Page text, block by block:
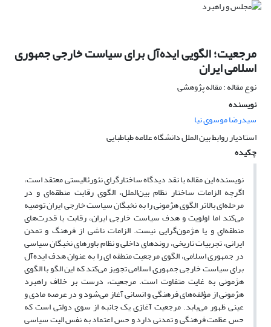
مرجعیت؛ الگویی ایده‌آل برای سیاست خارجی جمهوری
اسلامی ایران
نوع مقاله : مقاله پژوهشی
نویسنده
سیدرضا موسوی نیا
استادیار روابط بین الملل دانشگاه علامه طباطبایی
چکیده
نویسنده این مقاله با نقد دیدگاه ساختارگرای نئورئالیستی معتقد است،
اگرچه الزامات ساختار نظام بین‌الملل، الگوی رقابت منطقه‌ای و در
مرحله‌ای بالاتر الگوی هژمونی را به نخبگان سیاست خارجی ایران توصیه
می‌کند اما اولویت و هدف سیاست خارجی ایران، رقابت با قدرت‌های
منطقه‌ای و یا هژمون‌گرایی نیست. الزامات ناشی از فرهنگ و تمدن
ایرانی، تجربیات تاریخی، روندهای داخلی و نظام باورهای نخبگان سیاسی
در جمهوری اسلامی، الگوی مرجعیت منطقه ای را به عنوان هدف ایده‌آل
برای سیاست خارجی جمهوری اسلامی تجویز می‌کند که این الگو با الگوی
هژمونی به غایت متفاوت است. مرجعیت، درست بر خلاف راهبرد
هژمونی از مؤلفه‌های فرهنگی و انسانی آغاز می‌شود و در عرصه مادی و
عینی ظهور می‌یابد. مرجعیت آغازی یک جانبه از سوی دولتی است که
حس عظمت فرهنگی و تمدنی دارد و حس اعتماد به نفس الیت سیاسی